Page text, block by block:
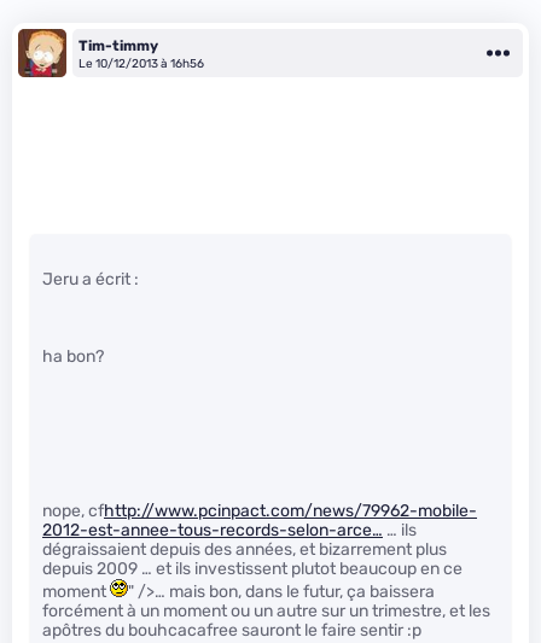
Tim-timmy
Le 10/12/2013 à 16h56
Jeru a écrit :
ha bon?
nope, cfhttp://www.pcinpact.com/news/79962-mobile-
2012-est-annee-tous-records-selon-arce… … ils
dégraissaient depuis des années, et bizarrement plus
depuis 2009 … et ils investissent plutot beaucoup en ce
moment
" />… mais bon, dans le futur, ça baissera
forcément à un moment ou un autre sur un trimestre, et les
apôtres du bouhcacafree sauront le faire sentir :p